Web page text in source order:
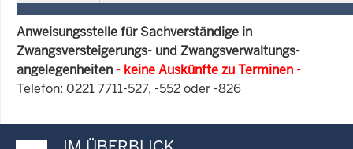
Anweisungsstelle für Sachverständige in
Zwangsversteigerungs- und Zwangsverwaltungs-
angelegenheiten - keine Auskünfte zu Terminen -
Telefon: 0221 7711-527, -552 oder -826